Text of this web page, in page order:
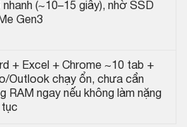
nhanh (~10–15 giây), nhờ SSD
Gen3
+ Excel + Chrome ~10 tab +
Outlook chạy ổn, chưa cần
RAM ngay nếu không làm nặng
tục